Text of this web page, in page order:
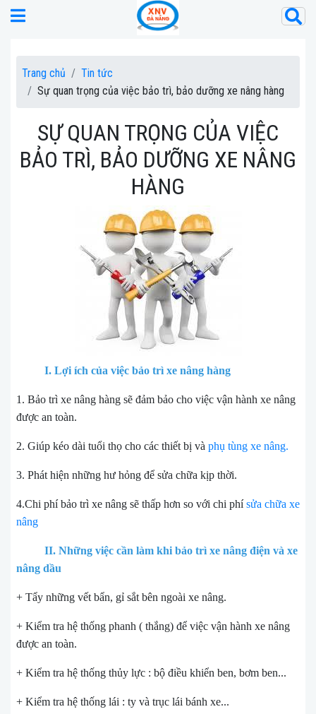
Trang chủ
Tin tức
Sự quan trọng của việc bảo trì, bảo dưỡng xe nâng hàng
SỰ QUAN TRỌNG CỦA VIỆC
BẢO TRÌ, BẢO DƯỠNG XE NÂNG
HÀNG
I. Lợi ích của việc bảo trì xe nâng hàng
1. Bảo trì xe nâng hàng sẽ đảm bảo cho việc vận hành xe nâng
được an toàn.
2. Giúp kéo dài tuổi thọ cho các thiết bị và phụ tùng xe nâng.
3. Phát hiện những hư hỏng để sửa chữa kịp thời.
4.Chi phí bảo trì xe nâng sẽ thấp hơn so với chi phísửa chữa xe
nâng
II. Những việc cần làm khi bảo trì xe nâng điện và xe
nâng dầu
+ Tẩy những vết bẩn, gỉ sắt bên ngoài xe nâng.
+ Kiểm tra hệ thống phanh ( thắng) để việc vận hành xe nâng
được an toàn.
+ Kiểm tra hệ thống thủy lực : bộ điều khiển ben, bơm ben...
+ Kiểm tra hệ thống lái : ty và trục lái bánh xe...